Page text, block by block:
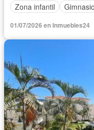
Zona infantil
Gimnasio
01/07/2026 en Inmuebles24